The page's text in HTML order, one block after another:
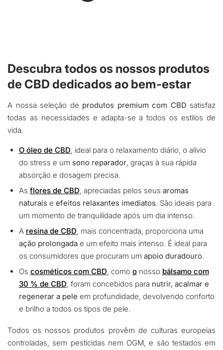
Descubra todos os nossos produtos
de CBD dedicados ao bem-estar
A nossa seleção de produtos premium com CBD satisfaz
todas as necessidades e adapta-se a todos os estilos de
vida.
O óleo de CBD, ideal para o relaxamento diário, o alívio
do stress e um sono reparador, graças à sua rápida
absorção e dosagem precisa.
As flores de CBD, apreciadas pelos seus aromas
naturais e efeitos relaxantes imediatos. São ideais para
um momento de tranquilidade após um dia intenso.
A resina de CBD, mais concentrada, proporciona uma
ação prolongadae um efeito mais intenso. É ideal para
os consumidores que procuram um apoio duradouro.
Os cosméticos com CBD, como onosso bálsamo com
30 % de CBD, foram concebidos para nutrir, acalmar e
regenerar a pele em profundidade, devolvendo conforto
e brilho a todos os tipos de pele.
Todos os nossos produtos provêm de culturas europeias
controladas, sem pesticidas nem OGM, e são testados em